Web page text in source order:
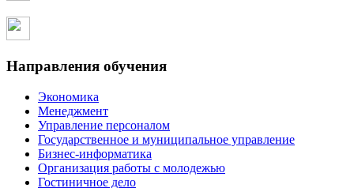
Направления обучения
Экономика
Менеджмент
Управление персоналом
Государственное и муниципальное управление
Бизнес-информатика
Организация работы с молодежью
Гостиничное дело